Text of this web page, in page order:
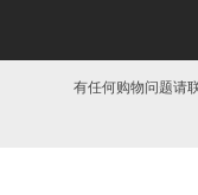
有任何购物问题请